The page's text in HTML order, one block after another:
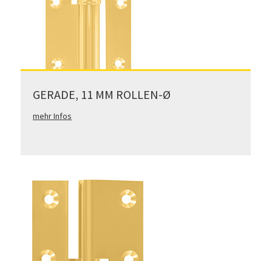
GERADE, 11 MM ROLLEN-Ø
mehr Infos